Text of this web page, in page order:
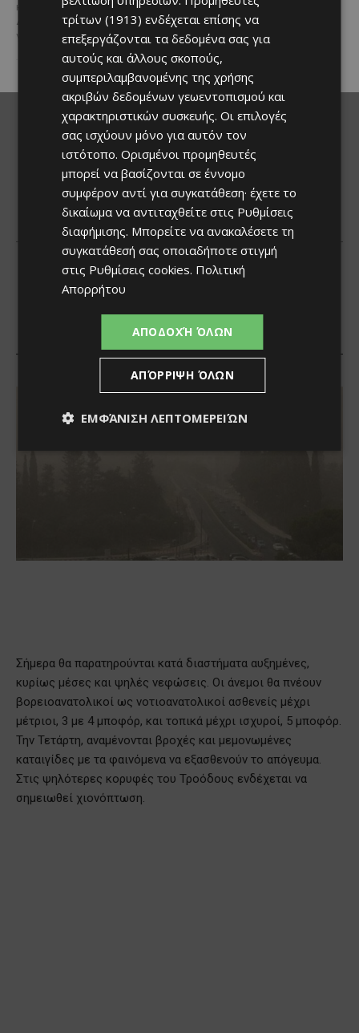
και αυθεντικές γεύσεις στον
Δελίκηπο!
Το κρητικό
γλέντι,...
τρίτων (1913) ενδέχεται επίσης να
επεξεργάζονται τα δεδομένα σας για
αυτούς και άλλους σκοπούς,
συμπεριλαμβανομένης της χρήσης
ακριβών δεδομένων γεωεντοπισμού και
χαρακτηριστικών συσκευής. Οι επιλογές
σας ισχύουν μόνο για αυτόν τον
ιστότοπο. Ορισμένοι προμηθευτές
μπορεί να βασίζονται σε έννομο
συμφέρον αντί για συγκατάθεση· έχετε το
δικαίωμα να αντιταχθείτε στις Ρυθμίσεις
διαφήμισης. Μπορείτε να ανακαλέσετε τη
συγκατάθεσή σας οποιαδήποτε στιγμή
στις Ρυθμίσεις cookies. Πολιτική
Απορρήτου
ΑΠΟΔΟΧΉ ΌΛΩΝ
ΑΠΌΡΡΙΨΗ ΌΛΩΝ
ΕΜΦΆΝΙΣΗ ΛΕΠΤΟΜΕΡΕΙΏΝ